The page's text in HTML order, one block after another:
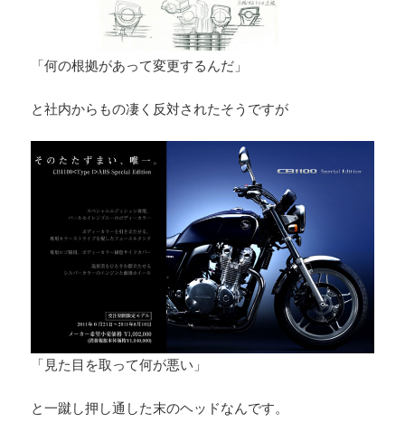
「何の根拠があって変更するんだ」
と社内からもの凄く反対されたそうですが
「見た目を取って何が悪い」
と一蹴し押し通した末のヘッドなんです。